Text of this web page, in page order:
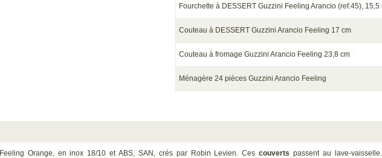
Fourchette à DESSERT Guzzini Feeling Arancio (ref.45), 15,5
Couteau à DESSERT Guzzini Arancio Feeling 17 cm
Couteau à fromage Guzzini Arancio Feeling 23,8 cm
Ménagère 24 pièces Guzzini Arancio Feeling
Feeling Orange, en inox 18/10 et ABS, SAN, crés par Robin Levien. Cescouverts passent au lave-